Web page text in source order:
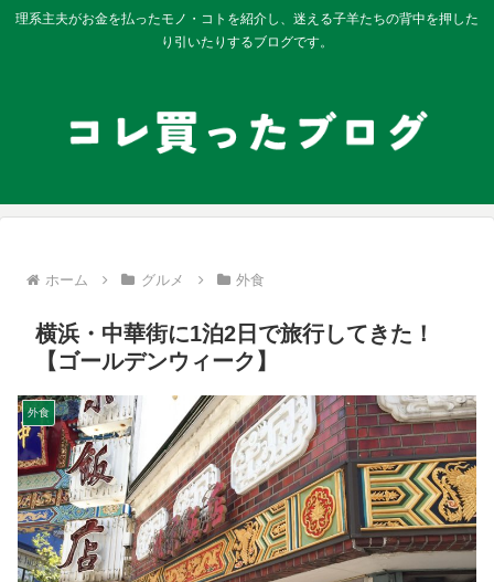
理系主夫がお金を払ったモノ・コトを紹介し、迷える子羊たちの背中を押した
り引いたりするブログです。
ホーム グルメ 外食
横浜・中華街に1泊2日で旅行してきた！
【ゴールデンウィーク】
外食